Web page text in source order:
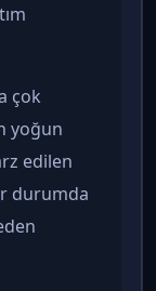
çok
yoğun
edilen
durumda